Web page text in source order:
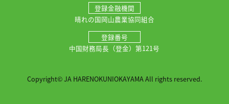
登録金融機関
晴れの国岡山農業協同組合
登録番号
中国財務局長（登金）第121号
Copyright© JA HARENOKUNIOKAYAMA All rights reserved.